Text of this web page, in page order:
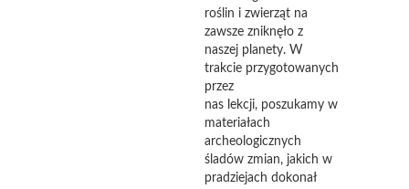
roślin i zwierząt na
zawsze zniknęło z
naszej planety. W
trakcie przygotowanych
przez
nas lekcji, poszukamy w
materiałach
archeologicznych
śladów zmian, jakich w
pradziejach dokonał